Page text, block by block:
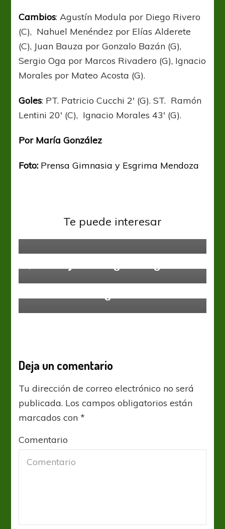
Cambios: Agustín Modula por Diego Rivero
(C), Nahuel Menéndez por Elías Alderete
(C), Juan Bauza por Gonzalo Bazán (G),
Sergio Oga por Marcos Rivadero (G), Ignacio
Morales por Mateo Acosta (G).
Goles: PT. Patricio Cucchi 2′ (G). ST. Ramón
Lentini 20′ (C), Ignacio Morales 43′ (G).
Por María González
Foto: Prensa Gimnasia y Esgrima Mendoza
Te puede interesar
El aurinegro se llevó el duelo
Deja un comentario
Tu dirección de correo electrónico no será
publicada. Los campos obligatorios están
marcados con*
Comentario